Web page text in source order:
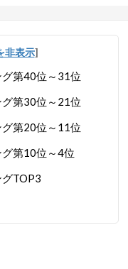
非表示]
第40位～31位
第30位～21位
第20位～11位
第10位～4位
TOP3